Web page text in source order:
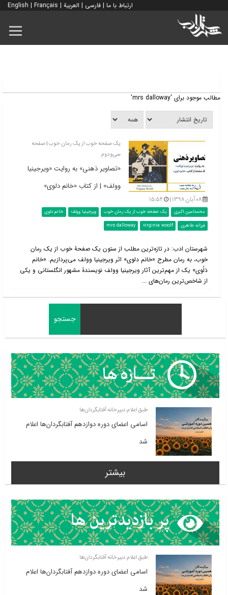
ارتباط با ما | فارسی | العربية |
English | Français
مطالب موجود برای 'mrs dalloway'
یک صفحه خوب از یک رمان خوب | صفحه
سی‌‌ودوم
«تصاویر ذهنی» به روایت «ویرجینیا
وولف» | از کتاب «خانم دلوی»
۰۸ آبان ۱۳۹۸ | ۱۵:۵۴
محمدامین اکبری یک صفحه خوب از یک رمان خوب ویرجینیا وولف
خانم دلوی
فرزانه طاهری
mrs dalloway virginia woolf
شهرستان ادب: در تازه‌ترین مطلب از ستون یک صفحۀ خوب از یک رمان
خوب، به رمان مطرح «خانم دلوی» اثر ویرجینیا وولف می‌پردازیم. «خانم
دَلُو‌ی» یک از مهم‌ترین آثار‌ ویرجینیا وولف نویسندۀ مشهور‌ انگلستانی و یکی
از شاخص‌ترین رمان‌های‌ ...
طبق اعلام دبیرخانه آفتابگردان‌ها
اسامی اعضای دوره دوازدهم آفتابگردان‌ها اعلام
شد
بیشتر
طبق اعلام دبیرخانه آفتابگردان‌ها
اسامی اعضای دوره دوازدهم آفتابگردان‌ها اعلام
شد